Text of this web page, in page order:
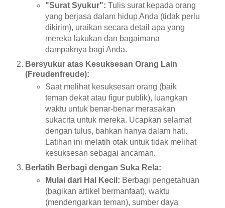
"Surat Syukur": Tulis surat kepada orang
yang berjasa dalam hidup Anda (tidak perlu
dikirim), uraikan secara detail apa yang
mereka lakukan dan bagaimana
dampaknya bagi Anda.
Bersyukur atas Kesuksesan Orang Lain
(Freudenfreude):
Saat melihat kesuksesan orang (baik
teman dekat atau figur publik), luangkan
waktu untuk benar-benar merasakan
sukacita untuk mereka. Ucapkan selamat
dengan tulus, bahkan hanya dalam hati.
Latihan ini melatih otak untuk tidak melihat
kesuksesan sebagai ancaman.
Berlatih Berbagi dengan Suka Rela:
Mulai dari Hal Kecil: Berbagi pengetahuan
(bagikan artikel bermanfaat), waktu
(mendengarkan teman), sumber daya